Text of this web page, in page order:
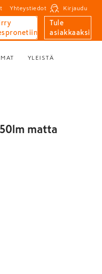
Yhteystiedot Kirjaudu
Tule
asiakkaaksi
YLEISTÄ
matta